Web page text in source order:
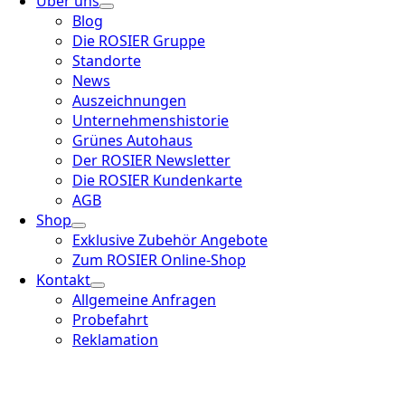
Blog
Die ROSIER Gruppe
Standorte
News
Auszeichnungen
Unternehmenshistorie
Grünes Autohaus
Der ROSIER Newsletter
Die ROSIER Kundenkarte
AGB
Shop
Exklusive Zubehör Angebote
Zum ROSIER Online-Shop
Kontakt
Allgemeine Anfragen
Probefahrt
Reklamation